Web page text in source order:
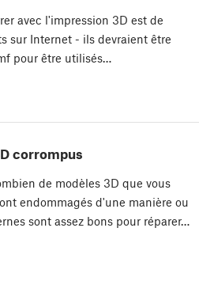
avec l'impression 3D est de
sur Internet - ils devraient être
pour être utilisés…
corrompus
de modèles 3D que vous
endommagés d'une manière ou
sont assez bons pour réparer…